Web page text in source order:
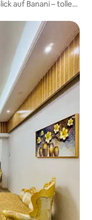
auf Banani – tolle